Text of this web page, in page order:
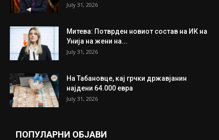
July 31, 2026
Митева: Потврден новиот состав на ИК на
Унија на жени на...
July 31, 2026
На Табановце, кај грчки државјанин
најдени 64.000 евра
July 31, 2026
ПОПУЛАРНИ ОБЈАВИ